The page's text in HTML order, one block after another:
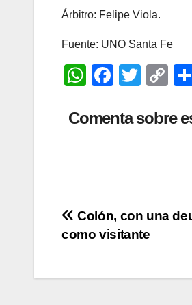
Árbitro: Felipe Viola.
Fuente: UNO Santa Fe
W
at
p
F
c
k
T
tt
C
p
k
Comenta sobre
Navegación
entradas
Colón, con una
como visitante